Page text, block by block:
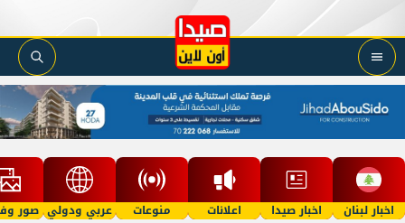
اخبار لبنان اخبار صيدا اعلانات منوعات عربي ودولي صور